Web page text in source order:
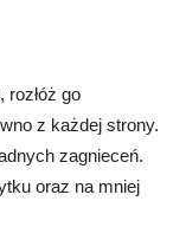
rozłóż go
z każdej strony.
zagnieceń.
oraz na mniej